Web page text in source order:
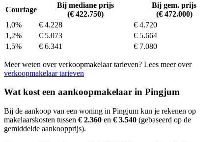
Courtage
Bij mediane prijs
(€ 422.750)
Bij gem. prijs
(€ 472.000)
1,0%
€ 4.228
€ 4.720
1,2%
€ 5.073
€ 5.664
1,5%
€ 6.341 € 7.080
Meer weten over verkoopmakelaar tarieven? Lees meer over
verkoopmakelaar tarieven
Wat kost een aankoopmakelaar in Pingjum
Bij de aankoop van een woning in Pingjum kun je rekenen op
makelaarskosten tussen € 2.360 en € 3.540 (gebaseerd op de
gemiddelde aankoopprijs).